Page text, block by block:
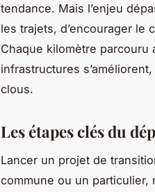
tendance. Mais l’enjeu
les trajets, d’encourager le
Chaque kilomètre parcouru
infrastructures
clous.
Les étapes clés du
Lancer un projet de
commune ou un particulier,